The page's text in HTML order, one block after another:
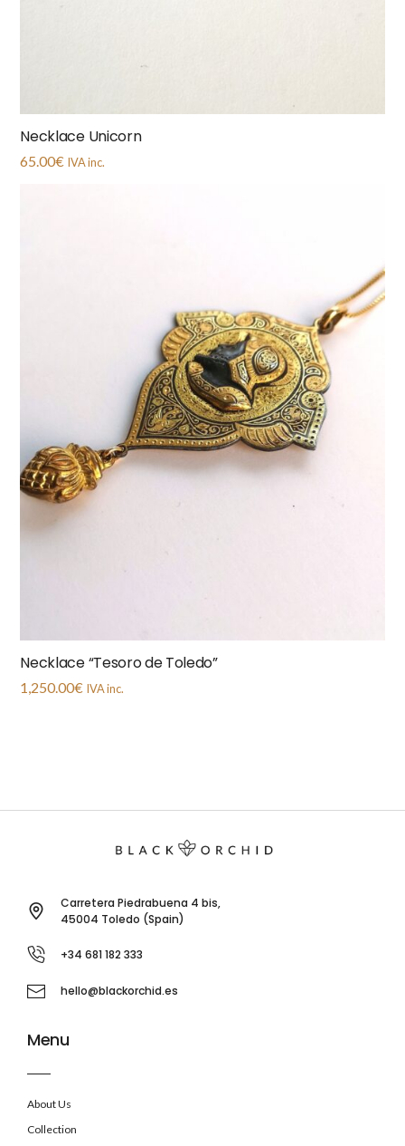
Necklace Unicorn
65.00€ IVA inc.
Necklace “Tesoro de Toledo”
1,250.00€ IVA inc.
Carretera Piedrabuena 4 bis,
45004 Toledo (Spain)
+34 681 182 333
hello@blackorchid.es
Menu
About Us
Collection